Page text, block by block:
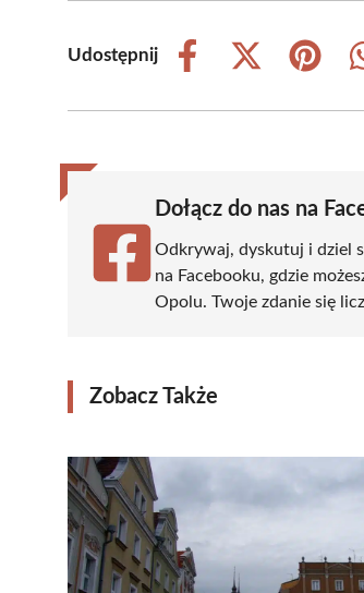
Udostępnij
Share
Share
(Twitter)
Share
Dołącz do nas na
Odkrywaj, dyskutuj i dziel
na Facebooku, gdzie
Opolu. Twoje zdanie się
Zobacz Także